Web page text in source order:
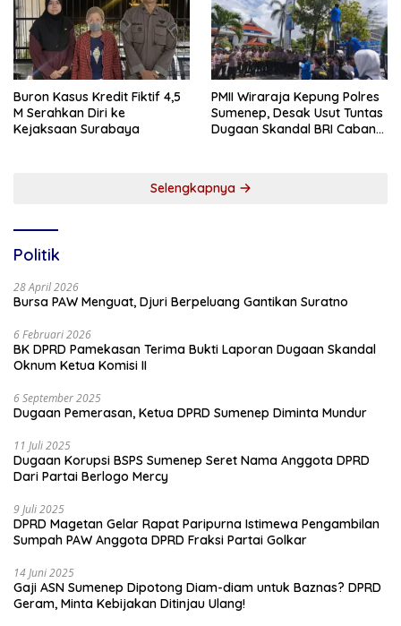
Buron Kasus Kredit Fiktif 4,5
M Serahkan Diri ke
Kejaksaan Surabaya
PMII Wiraraja Kepung Polres
Sumenep, Desak Usut Tuntas
Dugaan Skandal BRI Cabang
Selengkapnya
Politik
28 April 2026
Bursa PAW Menguat, Djuri Berpeluang Gantikan Suratno
6 Februari 2026
BK DPRD Pamekasan Terima Bukti Laporan Dugaan Skandal
Oknum Ketua Komisi II
6 September 2025
Dugaan Pemerasan, Ketua DPRD Sumenep Diminta Mundur
11 Juli 2025
Dugaan Korupsi BSPS Sumenep Seret Nama Anggota DPRD
Dari Partai Berlogo Mercy
9 Juli 2025
DPRD Magetan Gelar Rapat Paripurna Istimewa Pengambilan
Sumpah PAW Anggota DPRD Fraksi Partai Golkar
14 Juni 2025
Gaji ASN Sumenep Dipotong Diam-diam untuk Baznas? DPRD
Geram, Minta Kebijakan Ditinjau Ulang!